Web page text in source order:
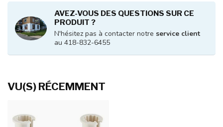
AVEZ-VOUS DES QUESTIONS SUR CE
PRODUIT ?
N'hésitez pas à contacter notre service client
au 418-832-6455
VU(S) RÉCEMMENT